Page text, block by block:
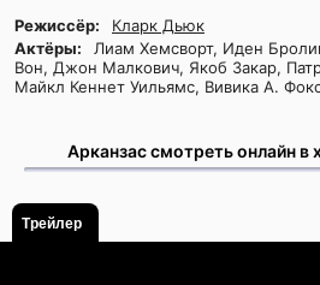
Режиссёр:
Кларк Дьюк
Актёры:
Лиам Хемсворт, Иден
Вон, Джон Малкович, Якоб Закар,
Майкл Кеннет Уильямс, Вивика А.
Арканзас смотреть онлайн в
Трейлер